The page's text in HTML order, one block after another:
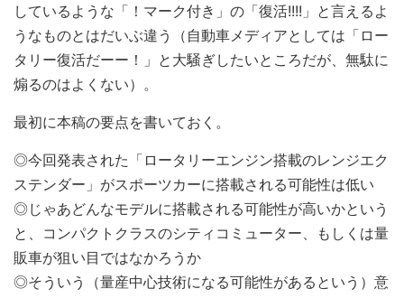
しているような「！マーク付き」の「復活!!!!」と言えるよ
うなものとはだいぶ違う（自動車メディアとしては「ロー
タリー復活だーー！」と大騒ぎしたいところだが、無駄に
煽るのはよくない）。
最初に本稿の要点を書いておく。
◎今回発表された「ロータリーエンジン搭載のレンジエク
ステンダー」がスポーツカーに搭載される可能性は低い
◎じゃあどんなモデルに搭載される可能性が高いかという
と、コンパクトクラスのシティコミューター、もしくは量
販車が狙い目ではなかろうか
◎そういう（量産中心技術になる可能性があるという）意